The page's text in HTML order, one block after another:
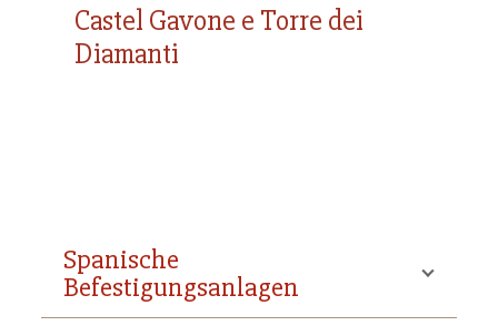
Castel Gavone e Torre dei
Diamanti
Spanische
Befestigungsanlagen